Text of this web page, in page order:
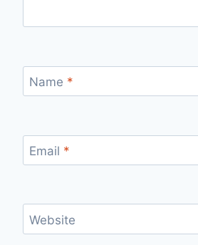
Name *
Email *
Website